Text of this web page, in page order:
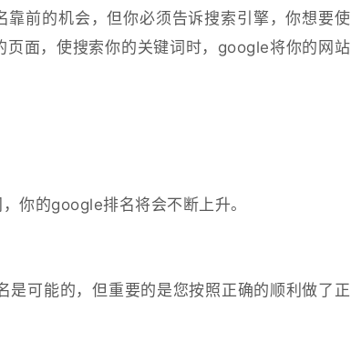
前的机会，但你必须告诉搜索引擎，你想要使
面，使搜索你的关键词时，google将你的网站
你的google排名将会不断上升。
可能的，但重要的是您按照正确的顺利做了正